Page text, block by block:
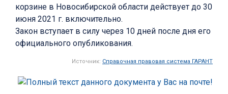
корзине в Новосибирской области действует до 30
июня 2021 г. включительно.
Закон вступает в силу через 10 дней после дня его
официального опубликования.
Источник: Справочная правовая система ГАРАНТ